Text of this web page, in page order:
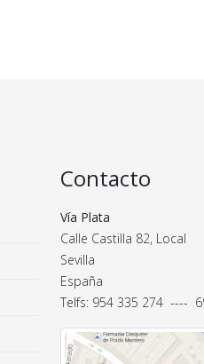
Contacto
Vía Plata
Calle Castilla 82, Local
Sevilla
España
Telfs: 954 335 274 ----